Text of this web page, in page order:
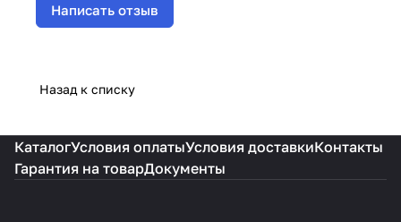
Написать отзыв
Назад к списку
КаталогУсловия оплатыУсловия доставкиКонтакты
Гарантия на товарДокументы